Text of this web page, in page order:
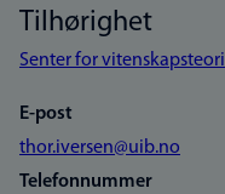
Tilhørighet
Senter for vitenskapsteori
E-post
thor.iversen@uib.no
Telefonnummer